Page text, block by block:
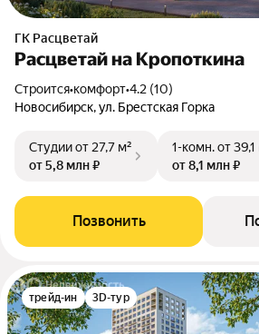
ГК Расцветай
Расцветай на Кропоткина
Строится•комфорт•4.2 (10)
Новосибирск, ул. Брестская Горка
Студииот 27,7 м²
от 5,8 млн ₽
1-комн.от 39,1
от 8,1 млн ₽
Позвонить
трейд-ин 3D-тур